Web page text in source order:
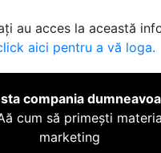
au acces la această
aici pentru a vă loga.
compania
cum să primești
marketing